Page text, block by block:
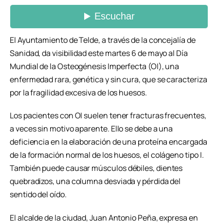
El Ayuntamiento de Telde, a través de la concejalía de
Sanidad, da visibilidad este martes 6 de mayo al Día
Mundial de la Osteogénesis Imperfecta (OI), una
enfermedad rara, genética y sin cura, que se caracteriza
por la fragilidad excesiva de los huesos.
Los pacientes con OI suelen tener fracturas frecuentes,
a veces sin motivo aparente. Ello se debe a una
deficiencia en la elaboración de una proteína encargada
de la formación normal de los huesos, el colágeno tipo I.
También puede causar músculos débiles, dientes
quebradizos, una columna desviada y pérdida del
sentido del oído.
El alcalde de la ciudad, Juan Antonio Peña, expresa en